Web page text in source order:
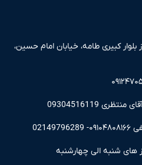
بلوار کبیری طامه، خیابان امام حسین،
09304516119